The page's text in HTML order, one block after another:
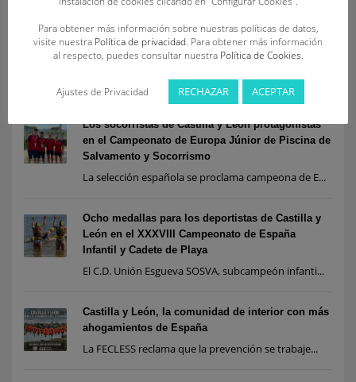
Siete socorristas de Castilla y León, convocados
por la Federación Española para las
concentraciones nacionales de playa en Salinas
Dos deportistas participarán en el Team España ...
Los socorristas de Castilla y León protagonistas
en el Campeonato de Europa Júnior de Piscina de
Salvamento y Socorrismo
La selección española se proclama campeona de E...
Ocho medallas para los deportistas de Castilla y
León en el XXXVIII Campeonato de España
Infantil y Cadete de Playa
El C.D. Unión Esgueva SOSVA, subcampeón infanti...
Castilla y León, la comunidad de interior con más
ahogamientos de España
La FECLESS reclama que la prevención se trabaje...
Para obtener más información sobre nuestras políticas de datos,
visite nuestra Política de privacidad. Para obtener más información
al respecto, puedes consultar nuestra Política de Cookies.
Ajustes de Privacidad RECHAZAR ACEPTAR